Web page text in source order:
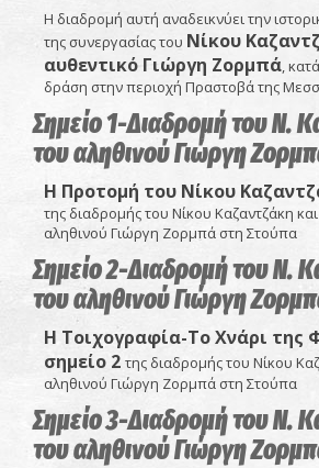
Η διαδρομή αυτή αναδεικνύει την
της συνεργασίας του Νίκου
αυθεντικό Γιώργη Ζορμπά,
δράση στην περιοχή Πραστοβά της
Σημείο 1-Διαδρομή του Ν.
του αληθινού Γιώργη
Η Προτομή του Νίκου
της διαδρομής του Νίκου Καζαντζάκη
αληθινού Γιώργη Ζορμπά στη Στούπα
Σημείο 2-Διαδρομή του Ν.
του αληθινού Γιώργη
Η Τοιχογραφία-Το Χνάρι της
σημείο 2 της διαδρομής του Νίκου
αληθινού Γιώργη Ζορμπά στη Στούπα
Σημείο 3-Διαδρομή του Ν.
του αληθινού Γιώργη